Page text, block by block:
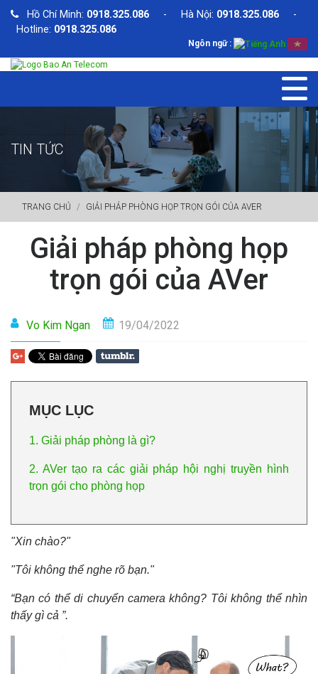
Hồ Chí Minh: 0918.325.086 - Hà Nội: 0918.325.086 -
Hotline: 0918.325.086
Ngôn ngữ :
TIN TỨC
TRANG CHỦ GIẢI PHÁP PHÒNG HỌP TRỌN GÓI CỦA AVER
Giải pháp phòng họp
trọn gói của AVer
Vo Kim Ngan 19/04/2022
MỤC LỤC
1. Giải pháp phòng là gì?
2. AVer tạo ra các giải pháp hội nghị truyền hình
trọn gói cho phòng họp
"Xin chào?"
"Tôi không thể nghe rõ bạn."
“Bạn có thể di chuyển camera không? Tôi không thể nhìn
thấy gì cả ”.